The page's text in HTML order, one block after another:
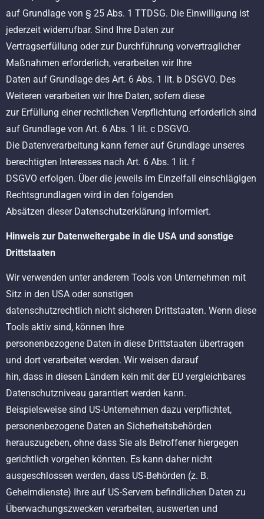
auf Grundlage von § 25 Abs. 1 TTDSG. Die Einwilligung ist
jederzeit widerrufbar. Sind Ihre Daten zur
Vertragserfüllung oder zur Durchführung vorvertraglicher
Maßnahmen erforderlich, verarbeiten wir Ihre
Daten auf Grundlage des Art. 6 Abs. 1 lit. b DSGVO. Des
Weiteren verarbeiten wir Ihre Daten, sofern diese
zur Erfüllung einer rechtlichen Verpflichtung erforderlich sind
auf Grundlage von Art. 6 Abs. 1 lit. c DSGVO.
Die Datenverarbeitung kann ferner auf Grundlage unseres
berechtigten Interesses nach Art. 6 Abs. 1 lit. f
DSGVO erfolgen. Über die jeweils im Einzelfall einschlägigen
Rechtsgrundlagen wird in den folgenden
Absätzen dieser Datenschutzerklärung informiert.
Hinweis zur Datenweitergabe in die USA und sonstige
Drittstaaten
Wir verwenden unter anderem Tools von Unternehmen mit
Sitz in den USA oder sonstigen
datenschutzrechtlich nicht sicheren Drittstaaten. Wenn diese
Tools aktiv sind, können Ihre
personenbezogene Daten in diese Drittstaaten übertragen
und dort verarbeitet werden. Wir weisen darauf
hin, dass in diesen Ländern kein mit der EU vergleichbares
Datenschutzniveau garantiert werden kann.
Beispielsweise sind US-Unternehmen dazu verpflichtet,
personenbezogene Daten an Sicherheitsbehörden
herauszugeben, ohne dass Sie als Betroffener hiergegen
gerichtlich vorgehen könnten. Es kann daher nicht
ausgeschlossen werden, dass US-Behörden (z. B.
Geheimdienste) Ihre auf US-Servern befindlichen Daten zu
Überwachungszwecken verarbeiten, auswerten und